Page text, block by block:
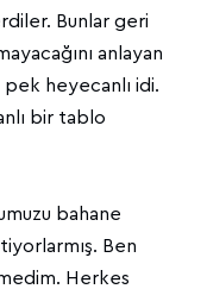
Bunlar geri
anlayan
pek heyecanlı idi.
bir tablo
bahane
Ben
Herkes